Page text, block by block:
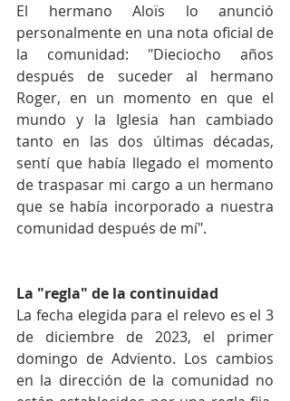
El hermano Aloïs lo anunció
personalmente en una nota oficial de
la comunidad: "Dieciocho años
después de suceder al hermano
Roger, en un momento en que el
mundo y la Iglesia han cambiado
tanto en las dos últimas décadas,
sentí que había llegado el momento
de traspasar mi cargo a un hermano
que se había incorporado a nuestra
comunidad después de mí".
La "regla" de la continuidad
La fecha elegida para el relevo es el 3
de diciembre de 2023, el primer
domingo de Adviento. Los cambios
en la dirección de la comunidad no